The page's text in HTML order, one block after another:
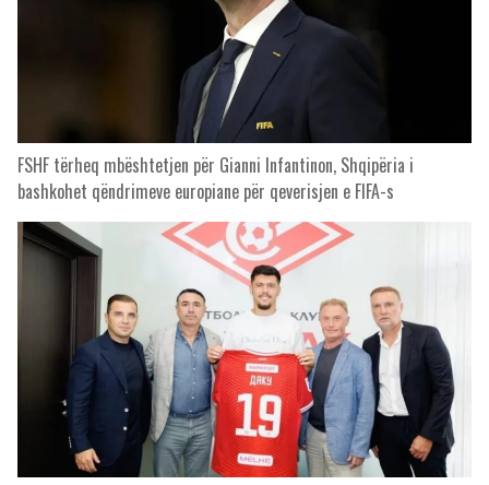
FSHF tërheq mbështetjen për Gianni Infantinon, Shqipëria i
bashkohet qëndrimeve europiane për qeverisjen e FIFA-s